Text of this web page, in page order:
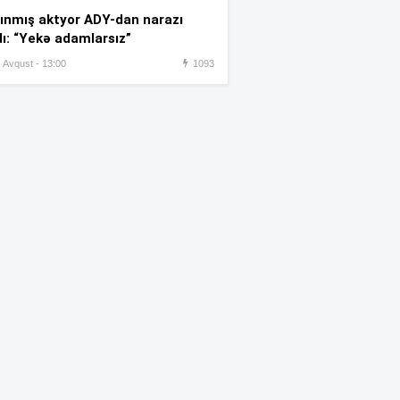
almağa çalışdı – 5 illik həbs
edildi
aktyor ADY-dan narazı
“Yekə adamlarsız”
Avqust - 13:00 1093